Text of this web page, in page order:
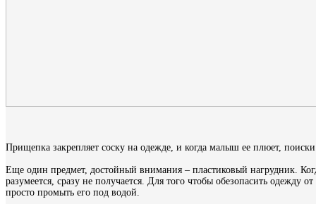
Прищепка закрепляет соску на одежде, и когда малыш ее плюет,
Еще один предмет, достойный внимания – пластиковый нагрудник.
разумеется, сразу не получается. Для того чтобы обезопасить
просто промыть его под водой.